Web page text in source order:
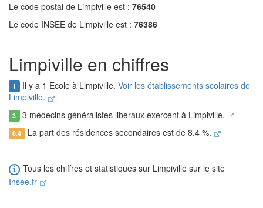
Le code postal de Limpiville est : 76540
Le code INSEE de Limpiville est : 76386
Limpiville en chiffres
1 Il y a 1 Ecole à Limpiville. Voir les établissements scolaires de
Limpiville.
3 3 médecins généralistes liberaux exercent à Limpiville.
8.4 La part des résidences secondaires est de 8.4 %.
Tous les chiffres et statistiques sur Limpiville sur le site
Insee.fr